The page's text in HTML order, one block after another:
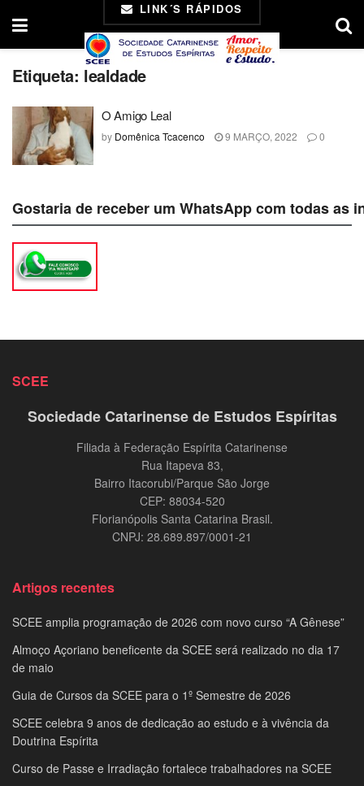
LINK´S RÁPIDOS
Etiqueta: lealdade
O Amigo Leal
by Domênica Tcacenco 9 MARÇO, 2022 0
Gostaria de receber um WhatsApp com todas
SCEE
Sociedade Catarinense de Estudos Espíritas
Filiada à Federação Espírita Catarinense
Rua Itapeva 83,
Bairro Itacorubi/Parque São Jorge
CEP: 88034-520
Florianópolis Santa Catarina Brasil.
CNPJ: 28.689.897/0001-21
Artigos recentes
SCEE amplia programação de 2026 com novo curso “A Gênese”
Almoço Açoriano beneficente da SCEE será realizado no dia 17
de maio
Guia de Cursos da SCEE para o 1º Semestre de 2026
SCEE celebra 9 anos de dedicação ao estudo e à vivência da
Doutrina Espírita
Curso de Passe e Irradiação fortalece trabalhadores na SCEE